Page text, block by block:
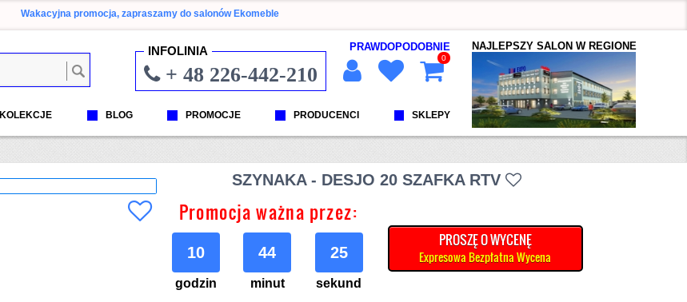
Wakacyjna promocja, zapraszamy do salonów Ekomeble
INFOLINIA
+ 48 226-442-210
PRAWDOPODOBNIE
0
KOLEKCJE BLOG PROMOCJE PRODUCENCI SKLEPY
NAJLEPSZY SALON W REGIONE
SZYNAKA - DESJO 20 SZAFKA RTV
Promocja ważna przez:
10
godzin
44
minut
24
sekund
PROSZĘ O WYCENĘ
Expresowa Bezpłatna Wycena